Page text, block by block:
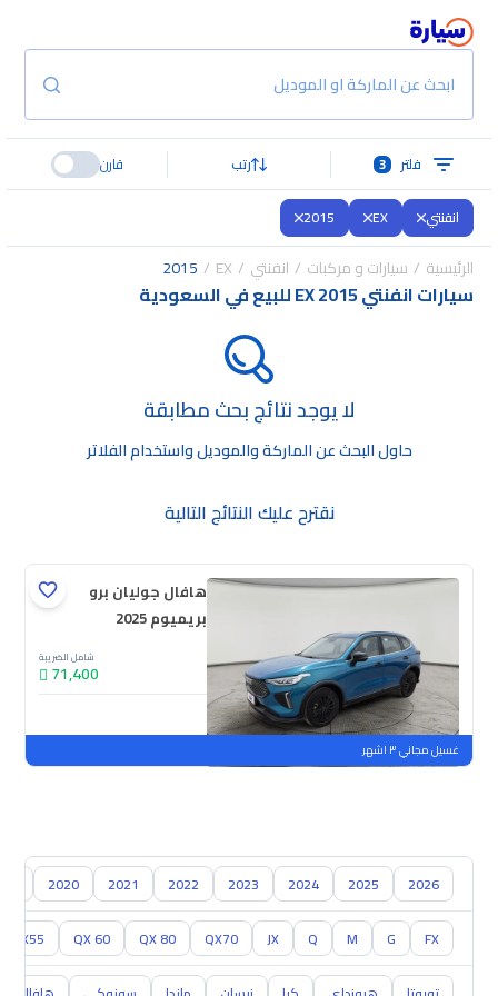
ابحث عن الماركة او الموديل
فلتر 3 رتب قارن
انفنتي EX
2015
الرئيسية سيارات و مركبات انفنتي EX
2015
سيارات انفنتي EX 2015 للبيع في السعودية
لا يوجد نتائج بحث مطابقة
حاول البحث عن الماركة والموديل واستخدام الفلاتر
نقترح عليك النتائج التالية
هافال جوليان برو
بريميوم 2025
شامل الضريبة
71,400
جديدة
ملوحة
غسيل مجاني ٣ اشهر
2026
2025
2024
2023
2022
2021
2020
FX
G
M
Q
JX
QX70
QX 80
QX 60
QX55